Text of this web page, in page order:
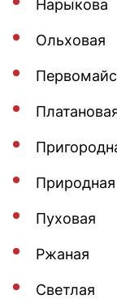
Нарыкова
Ольховая
Природная
Пуховая
Ржаная
Светлая